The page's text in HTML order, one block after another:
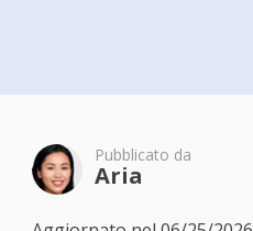
Pubblicato da
Aria